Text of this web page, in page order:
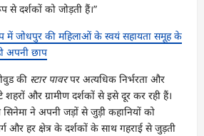
से दर्शकों को जोड़ती हैं।”
में जोधपुर की महिलाओं के स्वयं सहायता समूह के
अपनी छाप
की स्टार पावरपर अत्यधिक निर्भरता और
शहरों और ग्रामीण दर्शकों से इसे दूर कर रही हैं।
सिनेमा ने अपनी जड़ों से जुड़ी कहानियों को
और हर क्षेत्र के दर्शकों के साथ गहराई से जुड़ती